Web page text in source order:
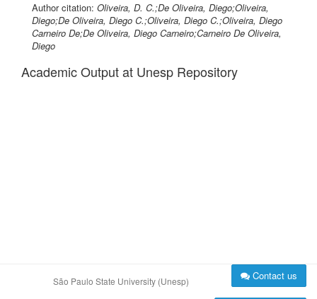
Author citation: Oliveira, D. C.;De Oliveira, Diego;Oliveira,
Diego;De Oliveira, Diego C.;Oliveira, Diego C.;Oliveira, Diego
Carneiro De;De Oliveira, Diego Carneiro;Carneiro De Oliveira,
Diego
Academic Output at Unesp Repository
São Paulo State University (Unesp) Contact us